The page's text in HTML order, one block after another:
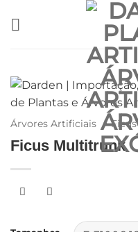
Árvores Artificiais / Ficus
Ficus Multitrunk